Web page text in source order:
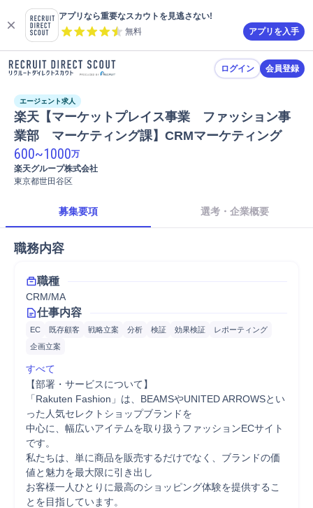
アプリなら重要なスカウトを見逃さない!
無料
アプリを入手
ログイン 会員登録
エージェント求人
楽天【マーケットプレイス事業　ファッション事
業部　マーケティング課】CRMマーケティング
600~1000万
楽天グループ株式会社
東京都世田谷区
募集要項 選考・企業概要
職務内容
職種
CRM/MA
仕事内容
EC 既存顧客 戦略立案 分析 検証 効果検証
レポーティング
企画立案
すべて
【部署・サービスについて】
「Rakuten Fashion」は、BEAMSやUNITED ARROWSとい
った人気セレクトショップブランドを
中心に、幅広いアイテムを取り扱うファッションECサイト
です。
私たちは、単に商品を販売するだけでなく、ブランドの価
値と魅力を最大限に引き出し
お客様一人ひとりに最高のショッピング体験を提供するこ
とを目指しています。